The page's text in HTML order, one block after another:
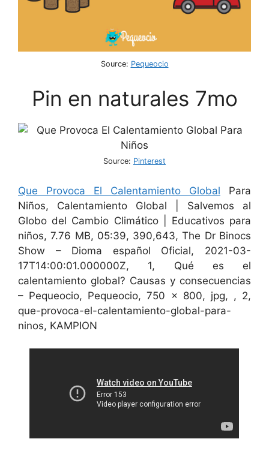
Source: Pequeocio
Pin en naturales 7mo
Source: Pinterest
Que Provoca El Calentamiento Global Para
Niños, Calentamiento Global | Salvemos al
Globo del Cambio Climático | Educativos para
niños, 7.76 MB, 05:39, 390,643, The Dr Binocs
Show – Dioma español Oficial, 2021-03-
17T14:00:01.000000Z, 1, Qué es el
calentamiento global? Causas y consecuencias
– Pequeocio, Pequeocio, 750 x 800, jpg, , 2,
que-provoca-el-calentamiento-global-para-
ninos, KAMPION